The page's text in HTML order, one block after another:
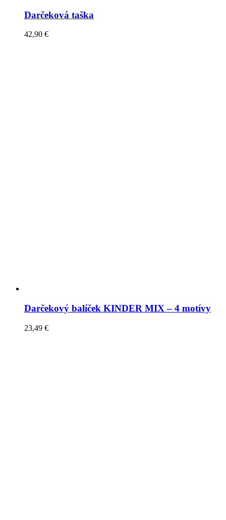
Darčeková taška
42,90 €
Darčekový balíček KINDER MIX – 4 motívy
23,49 €